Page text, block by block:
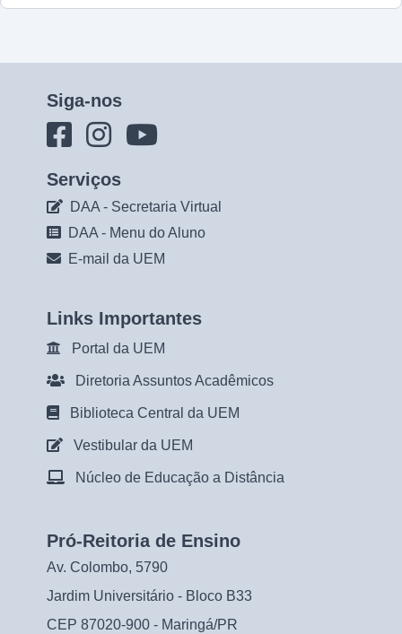
Siga-nos
Serviços
DAA - Secretaria Virtual
DAA - Menu do Aluno
E-mail da UEM
Links Importantes
Portal da UEM
Diretoria Assuntos Acadêmicos
Biblioteca Central da UEM
Vestibular da UEM
Núcleo de Educação a Distância
Pró-Reitoria de Ensino
Av. Colombo, 5790
Jardim Universitário - Bloco B33
CEP 87020-900 - Maringá/PR